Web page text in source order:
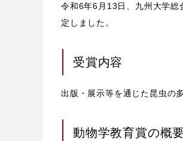
令和6年6月13日、九州大学総
定しました。
受賞内容
出版・展示等を通じた昆虫の
動物学教育賞の概